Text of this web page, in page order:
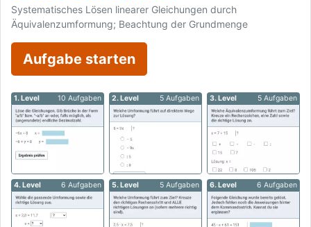
Systematisches Lösen linearer Gleichungen durch
Äquivalenzumformung; Beachtung der Grundmenge
Aufgabe starten
1. Level 10 Aufgaben 2. Level 5 Aufgaben 3. Level 5 Aufgaben
4. Level 6 Aufgaben 5. Level 5 Aufgaben 6. Level 6 Aufgaben